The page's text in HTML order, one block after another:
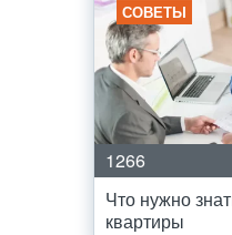
СОВЕТЫ
1266
Что нужно
квартиры